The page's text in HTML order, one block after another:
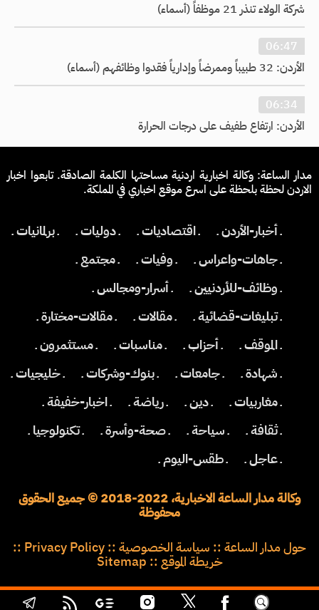
شركة الولاء تنذر 21 موظفاً (أسماء)
06:47
الأردن: 32 طبيباً وممرضاً وإدارياً فقدوا وظائفهم (أسماء)
06:34
الأردن: ارتفاع طفيف على درجات الحرارة
مدار الساعة: وكالة اخبارية اردنية مساحتها الكلمة الصادقة. تابعوا اخبار
الاردن لحظة بلحظة على اسرع موقع اخباري في المملكة.
ـ أخبار-الأردن ـ ـ اقتصاديات ـ ـ دوليات ـ
ـ برلمانيات ـ
ـ جاهات-واعراس ـ
ـ وفيات ـ
ـ مجتمع ـ
ـ وظائف-للأردنيين ـ
ـ أسرار-ومجالس ـ
ـ تبليغات-قضائية ـ
ـ مقالات ـ
ـ مقالات-مختارة ـ
ـ الموقف ـ
ـ أحزاب ـ ـ مناسبات ـ
ـ مستثمرون ـ
ـ شهادة ـ
ـ جامعات ـ ـ بنوك-وشركات ـ
ـ خليجيات ـ
ـ مغاربيات ـ
ـ دين ـ ـ رياضة ـ
ـ اخبار-خفيفة ـ
ـ ثقافة ـ
ـ سياحة ـ ـ صحة-وأسرة ـ
ـ تكنولوجيا ـ
ـ عاجل ـ
ـ طقس-اليوم ـ
وكالة مدار الساعة الاخبارية، 2022-2018 © جميع الحقوق
محفوظة
حول مدار الساعة :: سياسة الخصوصية ::
Privacy Policy
::
خريطة الموقع ::
Sitemap